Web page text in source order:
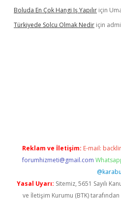
Boluda En Çok Hangi Iş Yapılır için
Türkiyede Solcu Olmak Nedir için
Reklam ve İletişim: E-mail:
forumhizmeti@gmail.com
Yasal Uyarı: Sitemiz, 5651 Sayılı
ve İletişim Kurumu (BTK) tarafından